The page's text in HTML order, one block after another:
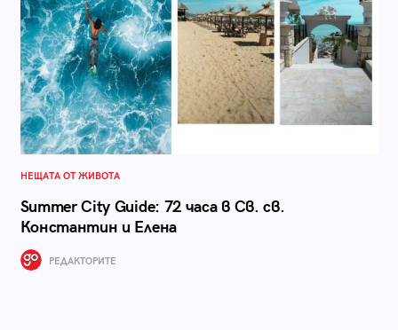
НЕЩАТА ОТ ЖИВОТА
Summer City Guide: 72 часа в Св. св.
Константин и Елена
РЕДАКТОРИТЕ